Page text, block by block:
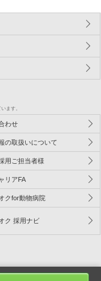
ます。
わせ
の取扱いについて
用ご担当者様
リアFA
クfor動物病院
ク 採用ナビ